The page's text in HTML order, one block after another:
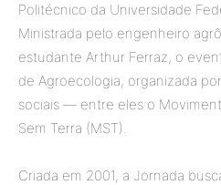
Politécnico da Universidade
Ministrada pelo engenheiro
estudante Arthur Ferraz, o
de Agroecologia, organizada
sociais — entre eles o
Sem Terra (MST).
Criada em 2001, a Jornada